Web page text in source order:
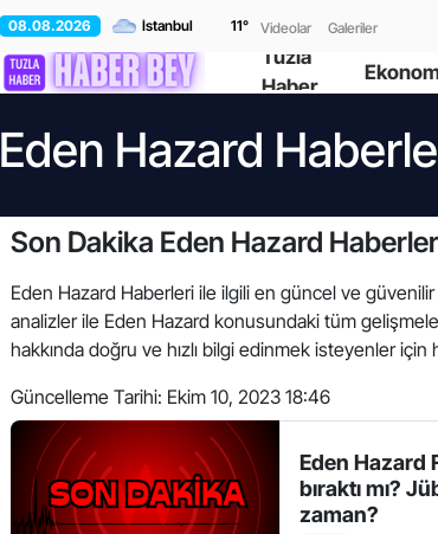
08.08.2026 11° Videolar Galeriler
Tuzla
Haber
Eden Hazard
Son Dakika Eden Hazard
Eden Hazard Haberleri ile ilgili en güncel ve
analizler ile Eden Hazard konusundaki tüm
hakkında doğru ve hızlı bilgi edinmek isteyenler için
Güncelleme Tarihi: Ekim 10, 2023 18:46
Eden Hazard
bıraktı mı?
zaman?